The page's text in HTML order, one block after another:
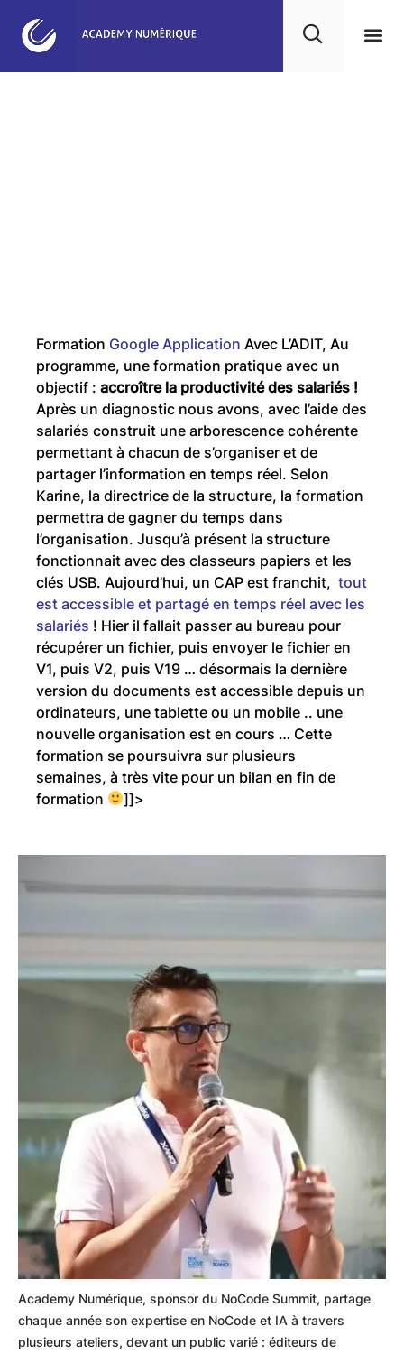
Formation Google Application Avec L’ADIT, Au
programme, une formation pratique avec un
objectif : accroître la productivité des salariés !
Après un diagnostic nous avons, avec l’aide des
salariés construit une arborescence cohérente
permettant à chacun de s’organiser et de
partager l’information en temps réel. Selon
Karine, la directrice de la structure, la formation
permettra de gagner du temps dans
l’organisation. Jusqu’à présent la structure
fonctionnait avec des classeurs papiers et les
clés USB. Aujourd’hui, un CAP est franchit, tout
est accessible et partagé en temps réel avec les
salariés ! Hier il fallait passer au bureau pour
récupérer un fichier, puis envoyer le fichier en
V1, puis V2, puis V19 … désormais la dernière
version du documents est accessible depuis un
ordinateurs, une tablette ou un mobile .. une
nouvelle organisation est en cours … Cette
formation se poursuivra sur plusieurs
semaines, à très vite pour un bilan en fin de
formation
]]>
Academy Numérique, sponsor du NoCode Summit, partage
chaque année son expertise en NoCode et IA à travers
plusieurs ateliers, devant un public varié : éditeurs de